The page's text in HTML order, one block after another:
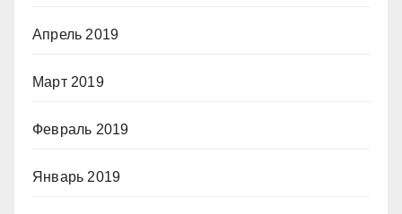
Апрель 2019
Март 2019
Февраль 2019
Январь 2019